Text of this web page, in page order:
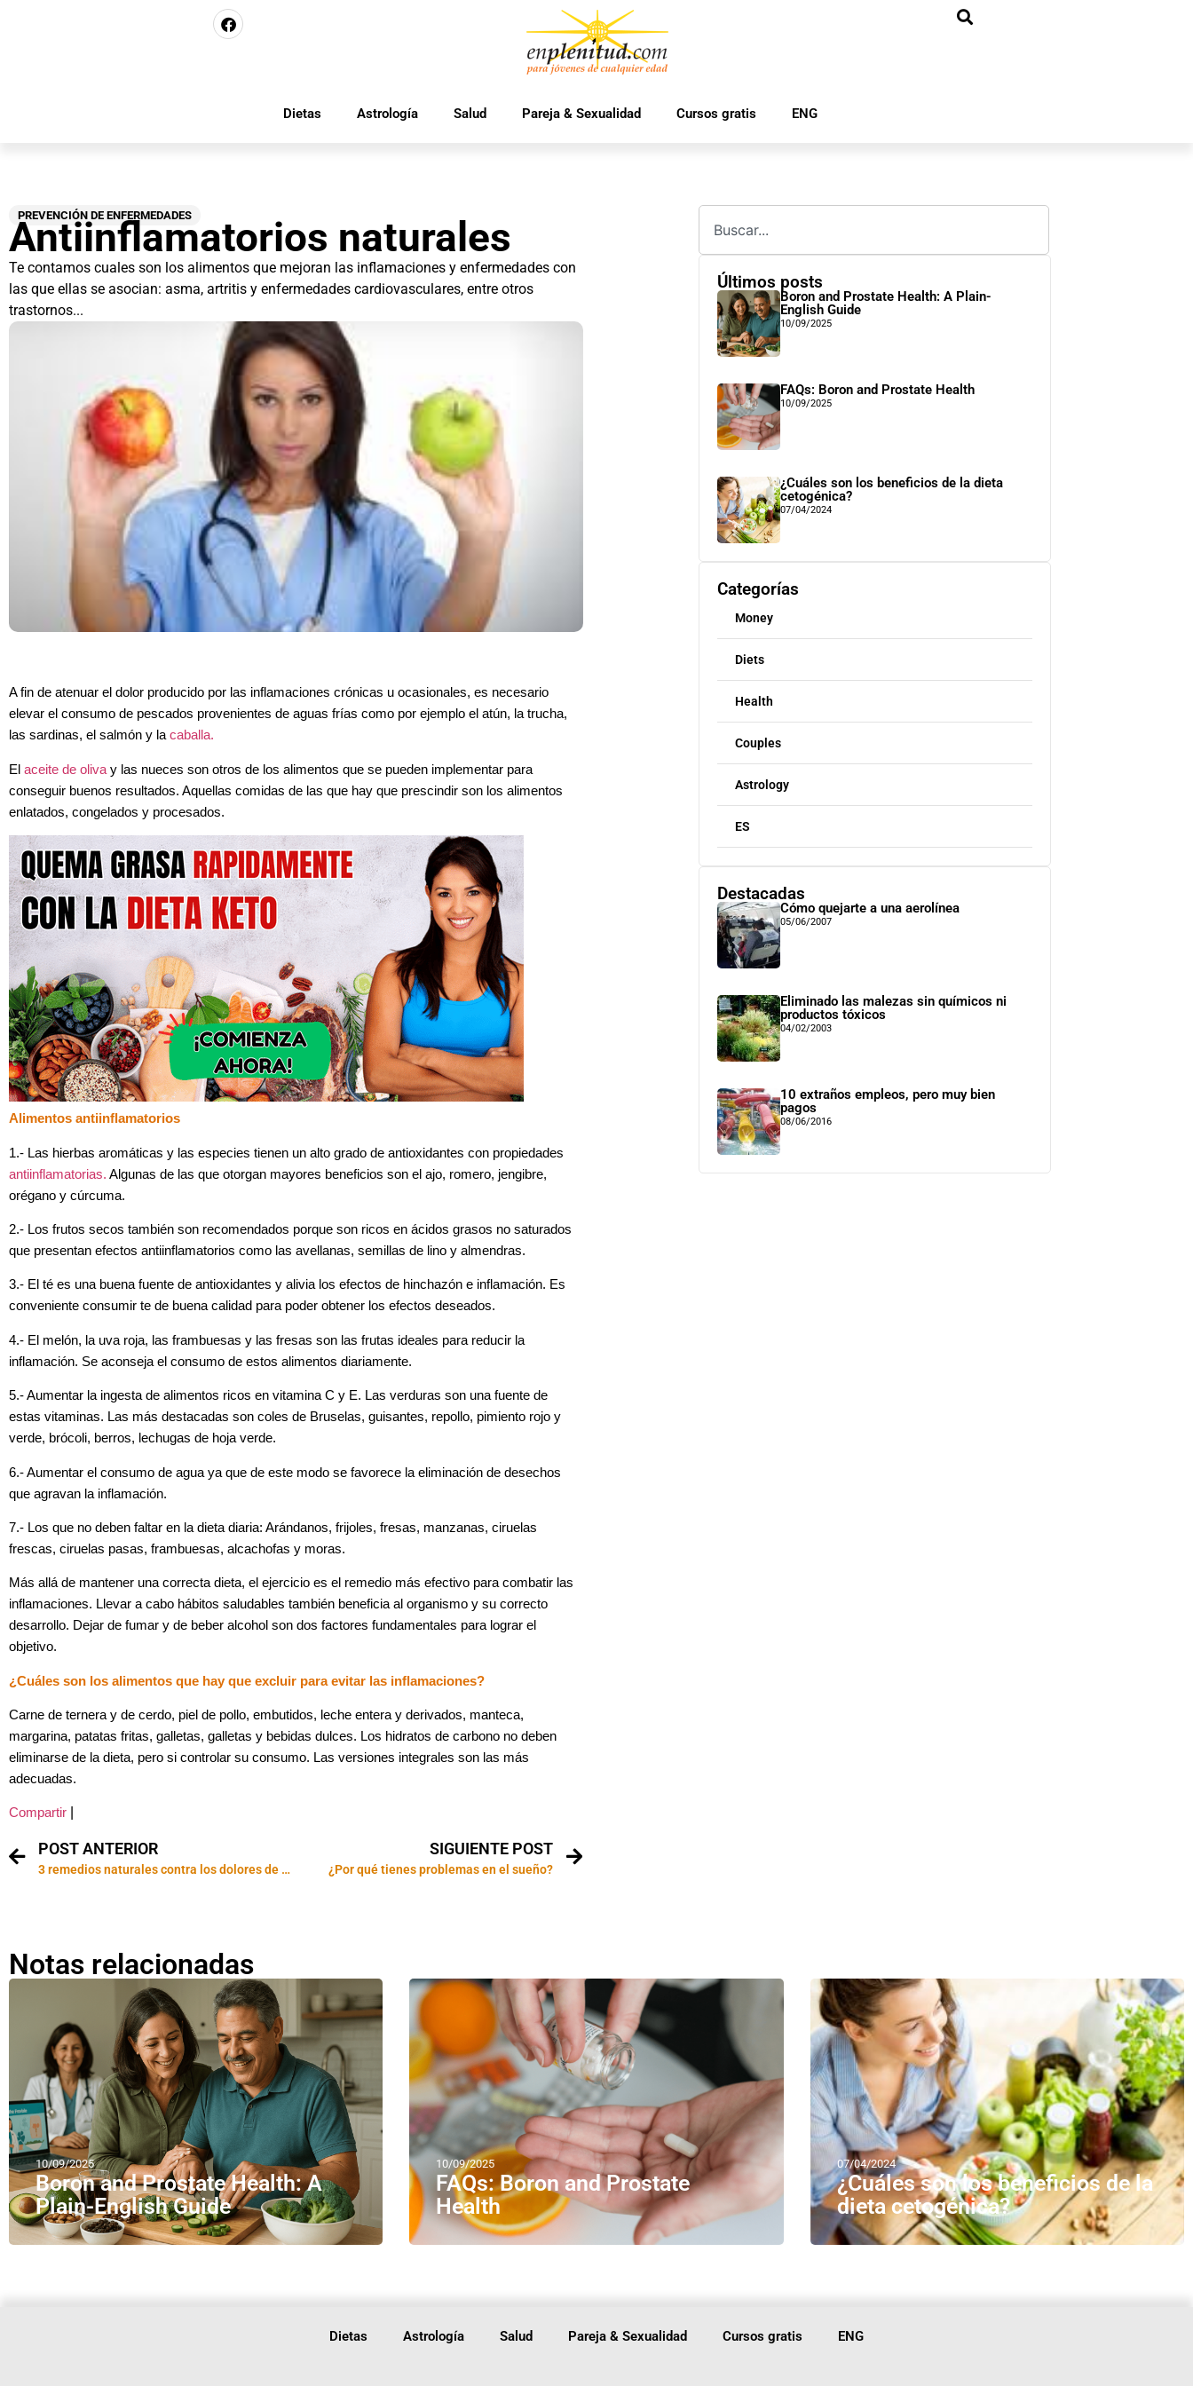
Dietas Astrología Salud Pareja & Sexualidad Cursos gratis ENG
PREVENCIÓN DE ENFERMEDADES
Antiinflamatorios naturales
Te contamos cuales son los alimentos que mejoran las inflamaciones y enfermedades con
las que ellas se asocian: asma, artritis y enfermedades cardiovasculares, entre otros
trastornos...
A fin de atenuar el dolor producido por las inflamaciones crónicas u ocasionales, es necesario
elevar el consumo de pescados provenientes de aguas frías como por ejemplo el atún, la trucha,
las sardinas, el salmón y lacaballa.
El aceite de oliva y las nueces son otros de los alimentos que se pueden implementar para
conseguir buenos resultados. Aquellas comidas de las que hay que prescindir son los alimentos
enlatados, congelados y procesados.
Alimentos antiinflamatorios
1.- Las hierbas aromáticas y las especies tienen un alto grado de antioxidantes con propiedades
antiinflamatorias. Algunas de las que otorgan mayores beneficios son el ajo, romero, jengibre,
orégano y cúrcuma.
2.- Los frutos secos también son recomendados porque son ricos en ácidos grasos no saturados
que presentan efectos antiinflamatorios como las avellanas, semillas de lino y almendras.
3.- El té es una buena fuente de antioxidantes y alivia los efectos de hinchazón e inflamación. Es
conveniente consumir te de buena calidad para poder obtener los efectos deseados.
4.- El melón, la uva roja, las frambuesas y las fresas son las frutas ideales para reducir la
inflamación. Se aconseja el consumo de estos alimentos diariamente.
5.- Aumentar la ingesta de alimentos ricos en vitamina C y E. Las verduras son una fuente de
estas vitaminas. Las más destacadas son coles de Bruselas, guisantes, repollo, pimiento rojo y
verde, brócoli, berros, lechugas de hoja verde.
6.- Aumentar el consumo de agua ya que de este modo se favorece la eliminación de desechos
que agravan la inflamación.
7.- Los que no deben faltar en la dieta diaria: Arándanos, frijoles, fresas, manzanas, ciruelas
frescas, ciruelas pasas, frambuesas, alcachofas y moras.
Más allá de mantener una correcta dieta, el ejercicio es el remedio más efectivo para combatir las
inflamaciones. Llevar a cabo hábitos saludables también beneficia al organismo y su correcto
desarrollo. Dejar de fumar y de beber alcohol son dos factores fundamentales para lograr el
objetivo.
¿Cuáles son los alimentos que hay que excluir para evitar las inflamaciones?
Carne de ternera y de cerdo, piel de pollo, embutidos, leche entera y derivados, manteca,
margarina, patatas fritas, galletas, galletas y bebidas dulces. Los hidratos de carbono no deben
eliminarse de la dieta, pero si controlar su consumo. Las versiones integrales son las más
adecuadas.
Compartir
POST ANTERIOR
3 remedios naturales contra los dolores de cabeza
SIGUIENTE POST
¿Por qué tienes problemas en el sueño?
Últimos posts
Boron and Prostate Health: A Plain-
English Guide
10/09/2025
FAQs: Boron and Prostate Health
10/09/2025
¿Cuáles son los beneficios de la dieta
cetogénica?
07/04/2024
Categorías
Money
Diets
Health
Couples
Astrology
ES
Destacadas
Cómo quejarte a una aerolínea
05/06/2007
Eliminado las malezas sin químicos ni
productos tóxicos
04/02/2003
10 extraños empleos, pero muy bien
pagos
08/06/2016
Notas relacionadas
10/09/2025
Boron and Prostate Health: A
Plain-English Guide
10/09/2025
FAQs: Boron and Prostate
Health
07/04/2024
¿Cuáles son los beneficios de la
dieta cetogénica?
Dietas Astrología Salud Pareja & Sexualidad Cursos gratis ENG